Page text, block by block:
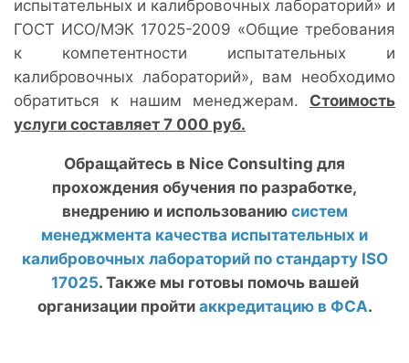
испытательных и калибровочных лабораторий» и
ГОСТ ИСО/МЭК 17025-2009 «Общие требования
к компетентности испытательных и
калибровочных лабораторий», вам необходимо
обратиться к нашим менеджерам. Стоимость
услуги составляет 7 000 руб.
Обращайтесь в Nice Consulting для
прохождения обучения по разработке,
внедрению и использованию систем
менеджмента качества испытательных и
калибровочных лабораторий по стандарту ISO
17025. Также мы готовы помочь вашей
организации пройти аккредитацию в ФСА.